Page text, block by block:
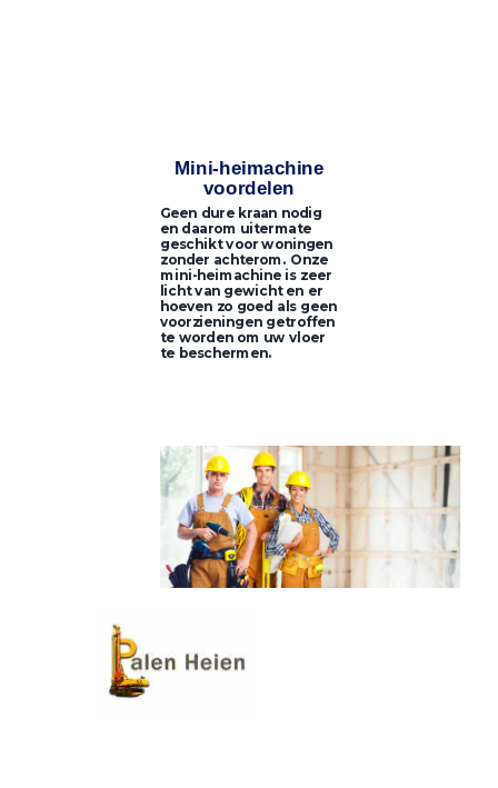
Mini-heimachine
voordelen
Geen dure kraan nodig
en daarom uitermate
geschikt voor woningen
zonder achterom. Onze
mini-heimachine is zeer
licht van gewicht en er
hoeven zo goed als geen
voorzieningen getroffen
te worden om uw vloer
te beschermen.